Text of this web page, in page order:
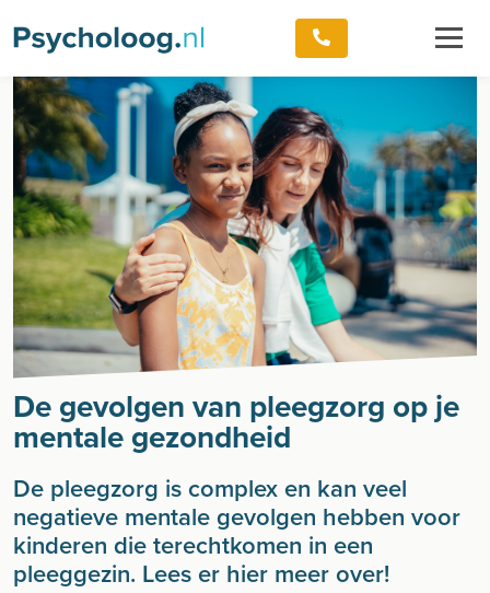
De gevolgen van pleegzorg op je
mentale gezondheid
De pleegzorg is complex en kan veel
negatieve mentale gevolgen hebben voor
kinderen die terechtkomen in een
pleeggezin. Lees er hier meer over!